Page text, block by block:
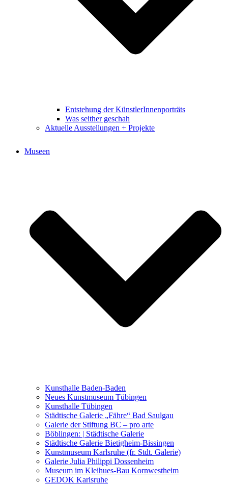
Entstehung der KünstlerInnenporträts
Was seither geschah
Aktuelle Ausstellungen + Projekte
Was seither geschah
Kunstwettbewerbe, Ausschreibungen für Künstler
Museen
Kunsthalle Baden-Baden
Neues Kunstmuseum Tübingen
Kunsthalle Tübingen
Städtische Galerie „Fähre“ Bad Saulgau
Galerie der Stiftung BC – pro arte
Böblingen: | Städtische Galerie
Städtische Galerie Bietigheim-Bissingen
Kunstmuseum Karlsruhe (fr. Stdt. Galerie)
Galerie Julia Philippi Dossenheim
Museum im Kleihues-Bau Kornwestheim
GEDOK Karlsruhe